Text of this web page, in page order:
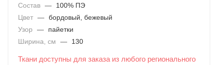
Состав —
100% ПЭ
Цвет — бордовый, бежевый
Узор
—
пайетки
Ширина, см
— 130
Ткани доступны для заказа из любого регионального